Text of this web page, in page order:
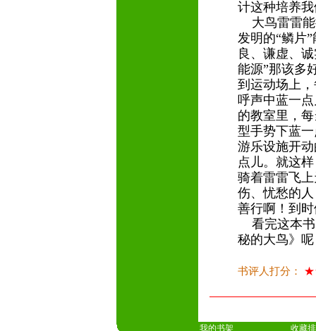
计这种培养
大鸟雷雷能
发明的“鳞片
良、谦虚、
能源”那该多
到运动场上
呼声中蓝一
的教室里，
型手势下蓝
游乐设施开
点儿。就这
骑着雷雷飞
伤、忧愁的
善行啊！到
看完这本书
秘的大鸟》
书评人打分：
我的书架 收藏